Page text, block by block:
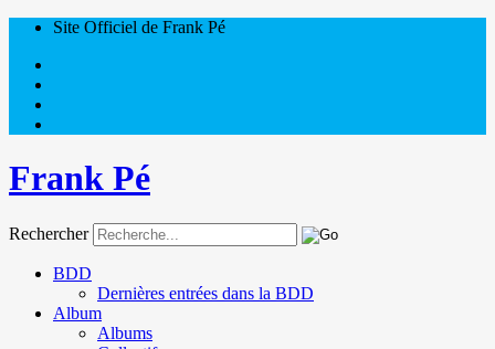
Site Officiel de Frank Pé
Frank Pé
Rechercher
BDD
Dernières entrées dans la BDD
Album
Albums